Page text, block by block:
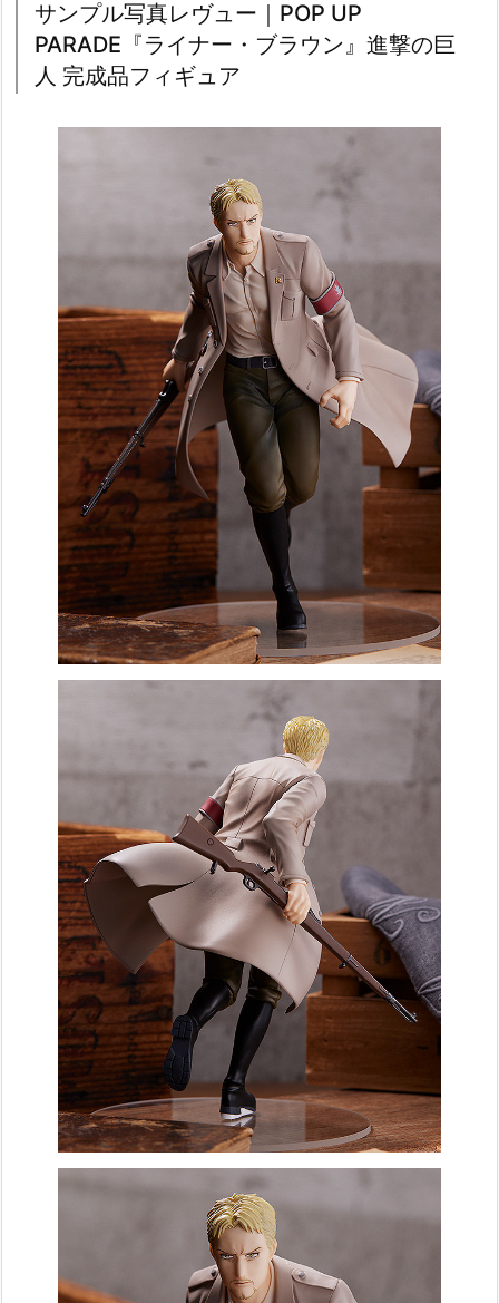
サンプル写真レヴュー｜POP UP
PARADE『ライナー・ブラウン』進撃の巨
人 完成品フィギュア